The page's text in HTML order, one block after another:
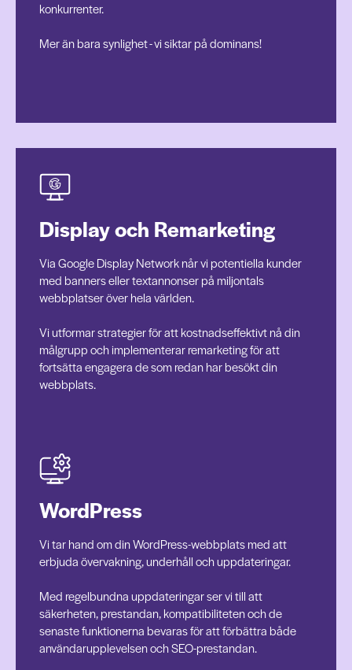
konkurrenter.
Mer än bara synlighet - vi siktar på dominans!
Display och Remarketing
Via Google Display Network når vi potentiella kunder
med banners eller textannonser på miljontals
webbplatser över hela världen.
Vi utformar strategier för att kostnadseffektivt nå din
målgrupp och implementerar remarketing för att
fortsätta engagera de som redan har besökt din
webbplats.
WordPress
Vi tar hand om din WordPress-webbplats med att
erbjuda övervakning, underhåll och uppdateringar.
Med regelbundna uppdateringar ser vi till att
säkerheten, prestandan, kompatibiliteten och de
senaste funktionerna bevaras för att förbättra både
användarupplevelsen och SEO-prestandan.